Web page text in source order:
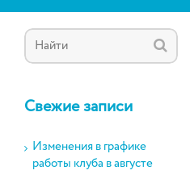
Свежие записи
Изменения в графике
работы клуба в августе